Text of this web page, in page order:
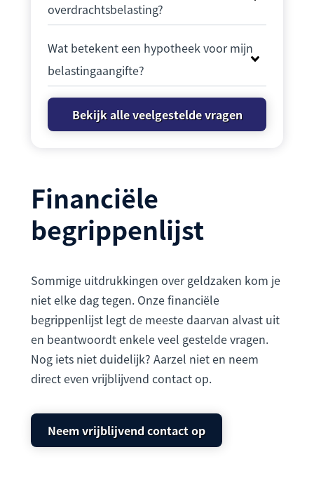
Financiële
begrippenlijst
Sommige uitdrukkingen over geldzaken kom je
niet elke dag tegen. Onze financiële
begrippenlijst legt de meeste daarvan alvast uit
en beantwoordt enkele veel gestelde vragen.
Nog iets niet duidelijk? Aarzel niet en neem
direct even vrijblijvend contact op.
Neem vrijblijvend contact op
overdrachtsbelasting?
Wat betekent een hypotheek voor mijn
belastingaangifte?
Bekijk alle veelgestelde vragen